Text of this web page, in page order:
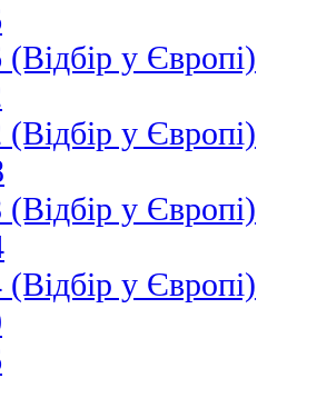
у Європі)
у Європі)
у Європі)
у Європі)